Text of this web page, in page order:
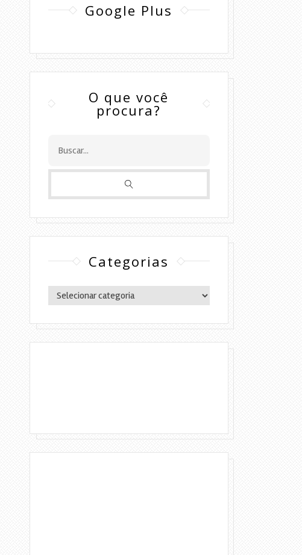
Google Plus
O que você
procura?
Categorias
Categorias